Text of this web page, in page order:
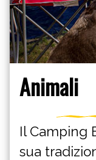
Animali
Il Camping
sua